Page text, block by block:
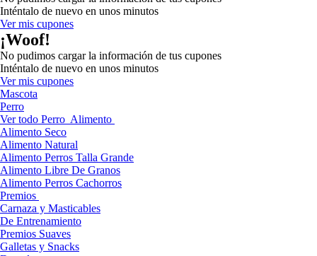
Inténtalo de nuevo en unos minutos
Ver mis cupones
¡Woof!
No pudimos cargar la información de tus cupones
Inténtalo de nuevo en unos minutos
Ver mis cupones
Mascota
Perro
Ver todo Perro Alimento
Alimento Seco
Alimento Natural
Alimento Perros Talla Grande
Alimento Libre De Granos
Alimento Perros Cachorros
Premios
Carnaza y Masticables
De Entrenamiento
Premios Suaves
Galletas y Snacks